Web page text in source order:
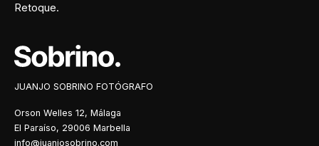
Retoque.
JUANJO SOBRINO FOTÓGRAFO
Orson Welles 12, Málaga
El Paraíso, 29006 Marbella
info@juanjosobrino.com